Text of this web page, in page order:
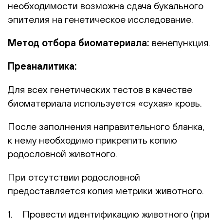
необходимости возможна сдача букального
эпителия на генетическое исследование.
Метод отбора биоматериала: венепункция.
Преаналитика:
Для всех генетических тестов в качестве
биоматериала используется «сухая» кровь.
После заполнения направительного бланка,
к нему необходимо прикрепить копию
родословной животного.
При отсутствии родословной
предоставляется копия метрики животного.
1. Провести идентификацию животного (при